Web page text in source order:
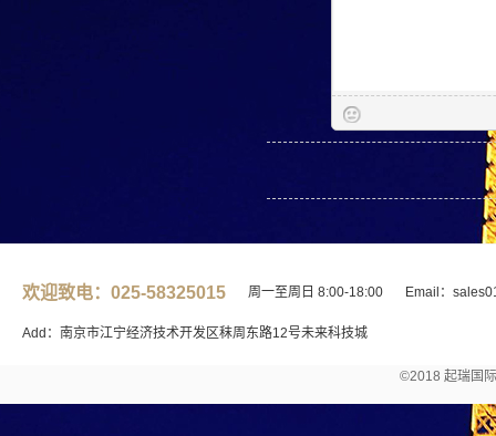
欢迎致电：025-58325015 周一至周日 8:00-18:00 Email：
Add：南京市江宁经济技术开发区秣周东路12号未来科技城
©2018 起瑞国